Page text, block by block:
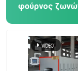
φούρνος